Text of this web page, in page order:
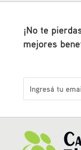
¡No te
mejores